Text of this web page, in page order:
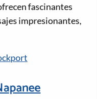
fascinantes
impresionantes,